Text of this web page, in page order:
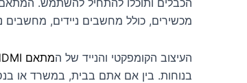
הכבלים ותוכלו להתחיל להשתמש.
מכשירים, כולל מחשבים ניידים, מחשבים
העיצוב הקומפקטי והנייד של המתאם HDMI ל-VGA
בנוחות. בין אם אתם בבית, במשרד או